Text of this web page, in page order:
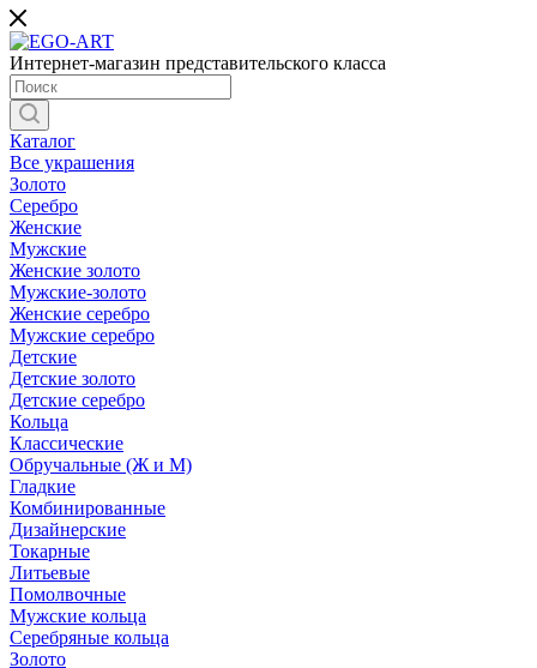
Интернет-магазин представительского класса
Каталог
Все украшения
Золото
Серебро
Женские
Мужские
Женские золото
Мужские-золото
Женские серебро
Мужские серебро
Детские
Детские золото
Детские серебро
Кольца
Классические
Обручальные (Ж и М)
Гладкие
Комбинированные
Дизайнерские
Токарные
Литьевые
Помолвочные
Мужские кольца
Серебряные кольца
Золото